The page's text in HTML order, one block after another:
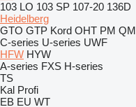
103 LO 103 SP 107-20 136D
Heidelberg
GTO GTP Kord OHT PM QM
C-series U-series UWF
HFW HYW
A-series FXS H-series
TS
Kal Profi
EB EU WT